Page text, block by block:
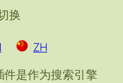
换
ZH
件是作为搜索引擎